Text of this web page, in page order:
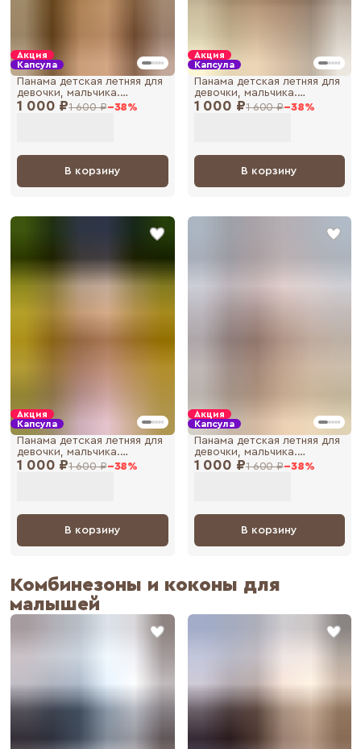
Акция
Капсула
1 000 ₽1 600 ₽−38%
Панама детская летняя для
девочки, мальчика.
Панамка для
В корзину
Акция
Капсула
1 000 ₽1 600 ₽−38%
Панама детская летняя для
девочки, мальчика.
Панамка для
В корзину
Акция
Капсула
1 000 ₽1 600 ₽−38%
Панама детская летняя для
девочки, мальчика.
Панамка для
В корзину
Акция
Капсула
1 000 ₽1 600 ₽−38%
Панама детская летняя для
девочки, мальчика.
Панамка для
В корзину
Комбинезоны и коконы для
малышей